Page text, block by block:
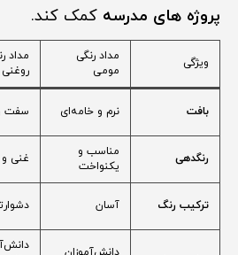
پروژه های مدرسه کمک کند.
ویژگی
مداد رنگی
مومی
مداد
روغنی
بافت نرم و خامه‌ای سفت
رنگدهی
مناسب و
یکنواخت
غنی
ترکیب رنگ آسان